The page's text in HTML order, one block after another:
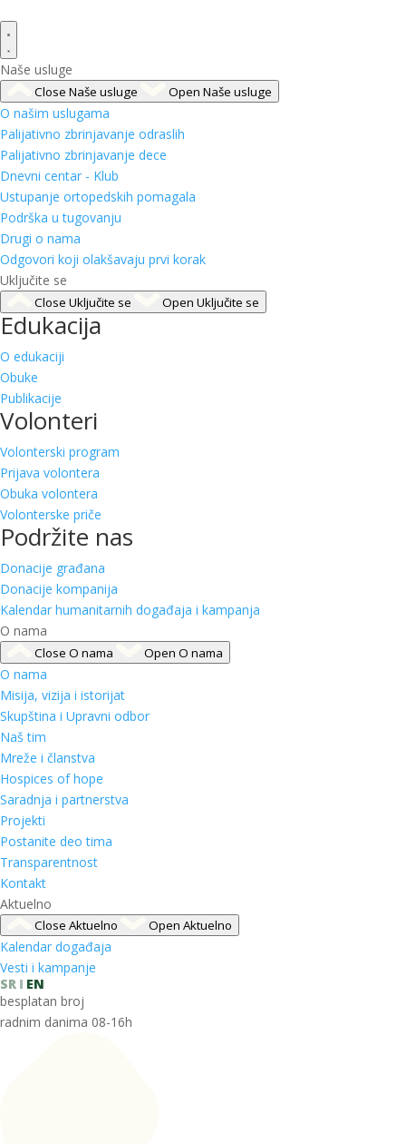
Naše usluge
Close Naše usluge Open Naše usluge
O našim uslugama
Palijativno zbrinjavanje odraslih
Palijativno zbrinjavanje dece
Dnevni centar - Klub
Ustupanje ortopedskih pomagala
Podrška u tugovanju
Drugi o nama
Odgovori koji olakšavaju prvi korak
Uključite se
Close Uključite se Open Uključite se
Edukacija
O edukaciji
Obuke
Publikacije
Volonteri
Volonterski program
Prijava volontera
Obuka volontera
Volonterske priče
Podržite nas
Donacije građana
Donacije kompanija
Kalendar humanitarnih događaja i kampanja
O nama
Close O nama Open O nama
O nama
Misija, vizija i istorijat
Skupština i Upravni odbor
Naš tim
Mreže i članstva
Hospices of hope
Saradnja i partnerstva
Projekti
Postanite deo tima
Transparentnost
Kontakt
Aktuelno
Close Aktuelno Open Aktuelno
Kalendar događaja
Vesti i kampanje
SR
EN
besplatan broj
radnim danima 08-16h